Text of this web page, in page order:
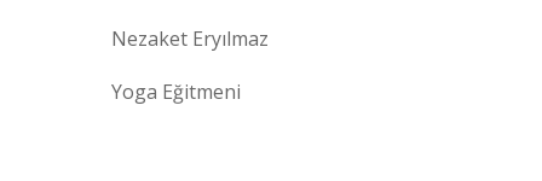
Nezaket Eryılmaz
Yoga Eğitmeni